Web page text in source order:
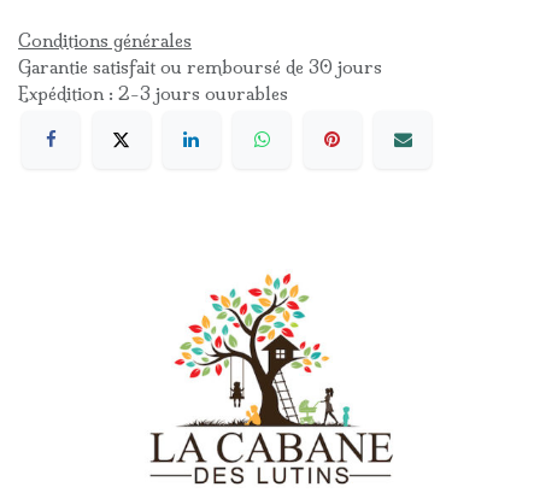
Conditions générales
Garantie satisfait ou remboursé de 30 jours
Expédition : 2-3 jours ouvrables